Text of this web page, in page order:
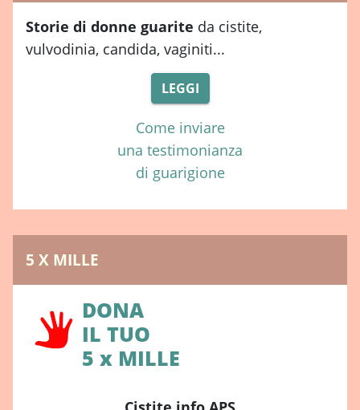
Storie di donne guarite da cistite,
vulvodinia, candida, vaginiti...
LEGGI
Come inviare
una testimonianza
di guarigione
5 X MILLE
DONA
IL TUO
5 x MILLE